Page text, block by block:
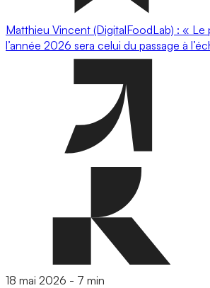
Matthieu Vincent (DigitalFoodLab) : « Le
l’année 2026 sera celui du passage à
18 mai 2026 - 7 min